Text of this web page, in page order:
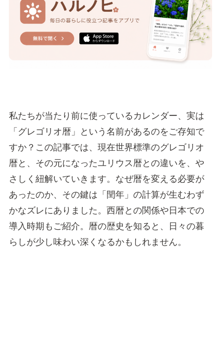
私たちが当たり前に使っているカレンダー、実は
「グレゴリオ暦」という名前があるのをご存知で
すか？この記事では、現在世界標準のグレゴリオ
暦と、その元になったユリウス暦との違いを、や
さしく紐解いていきます。なぜ暦を変える必要が
あったのか、その鍵は「閏年」の計算が生むわず
かなズレにありました。西暦との関係や日本での
導入時期もご紹介。暦の歴史を知ると、日々の暮
らしが少し味わい深くなるかもしれません。